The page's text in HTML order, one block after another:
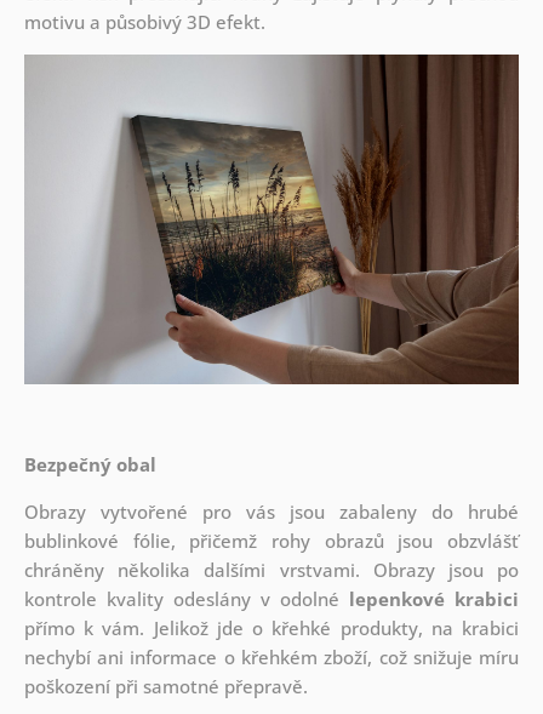
motivu a působivý 3D efekt.
Bezpečný obal
Obrazy vytvořené pro vás jsou zabaleny do hrubé
bublinkové fólie, přičemž rohy obrazů jsou obzvlášť
chráněny několika dalšími vrstvami. Obrazy jsou po
kontrole kvality odeslány v odolné lepenkové krabici
přímo k vám. Jelikož jde o křehké produkty, na krabici
nechybí ani informace o křehkém zboží, což snižuje míru
poškození při samotné přepravě.